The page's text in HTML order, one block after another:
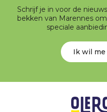
Schrijf je in voor de
bekken van Marennes
speciale
Ik wil